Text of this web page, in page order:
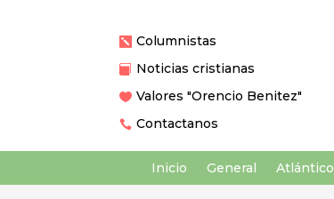
 Columnistas
 Noticias cristianas
 Valores "Orencio Benitez"
 Contactanos
Inicio General Atlántico